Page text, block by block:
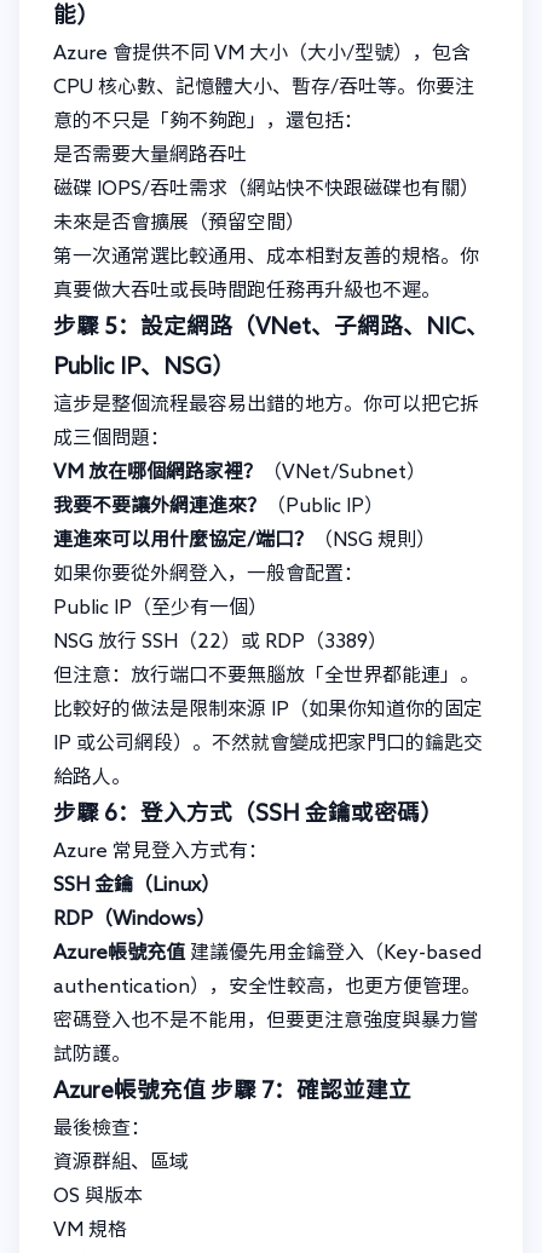
能）
Azure 會提供不同 VM 大小（大小/型號），包含
CPU 核心數、記憶體大小、暫存/吞吐等。你要注
意的不只是「夠不夠跑」，還包括：
是否需要大量網路吞吐
磁碟 IOPS/吞吐需求（網站快不快跟磁碟也有關）
未來是否會擴展（預留空間）
第一次通常選比較通用、成本相對友善的規格。你
真要做大吞吐或長時間跑任務再升級也不遲。
步驟 5：設定網路（VNet、子網路、NIC、
Public IP、NSG）
這步是整個流程最容易出錯的地方。你可以把它拆
成三個問題：
VM 放在哪個網路家裡？
（VNet/Subnet）
我要不要讓外網連進來？
（Public IP）
連進來可以用什麼協定/端口？
（NSG 規則）
如果你要從外網登入，一般會配置：
Public IP（至少有一個）
NSG 放行 SSH（22）或 RDP（3389）
但注意：放行端口不要無腦放「全世界都能連」。
比較好的做法是限制來源 IP（如果你知道你的固定
IP 或公司網段）。不然就會變成把家門口的鑰匙交
給路人。
步驟 6：登入方式（SSH 金鑰或密碼）
Azure 常見登入方式有：
SSH 金鑰（Linux）
RDP（Windows）
Azure帳號充值 建議優先用金鑰登入（Key-based
authentication），安全性較高，也更方便管理。
密碼登入也不是不能用，但要更注意強度與暴力嘗
試防護。
Azure帳號充值 步驟 7：確認並建立
最後檢查：
資源群組、區域
OS 與版本
VM 規格